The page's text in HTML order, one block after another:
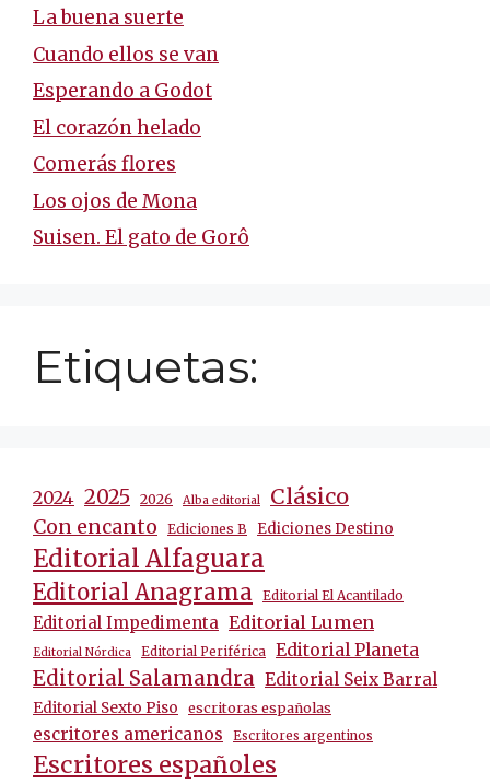
La buena suerte
Cuando ellos se van
Esperando a Godot
El corazón helado
Comerás flores
Los ojos de Mona
Suisen. El gato de Gorô
Etiquetas:
2024 2025 2026 Alba editorial Clásico
Con encanto Ediciones B Ediciones Destino
Editorial Alfaguara
Editorial Anagrama Editorial El Acantilado
Editorial Impedimenta Editorial Lumen
Editorial Nórdica Editorial Periférica Editorial Planeta
Editorial Salamandra Editorial Seix Barral
Editorial Sexto Piso escritoras españolas
escritores americanos Escritores argentinos
Escritores españoles